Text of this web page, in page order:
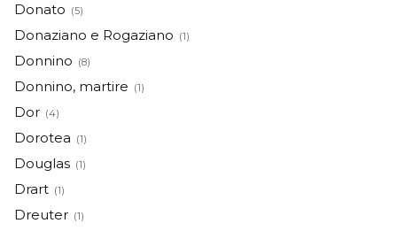
Donato (5)
Donaziano e Rogaziano (1)
Donnino (8)
Donnino, martire (1)
Dor (4)
Dorotea (1)
Douglas (1)
Drart (1)
Dreuter (1)